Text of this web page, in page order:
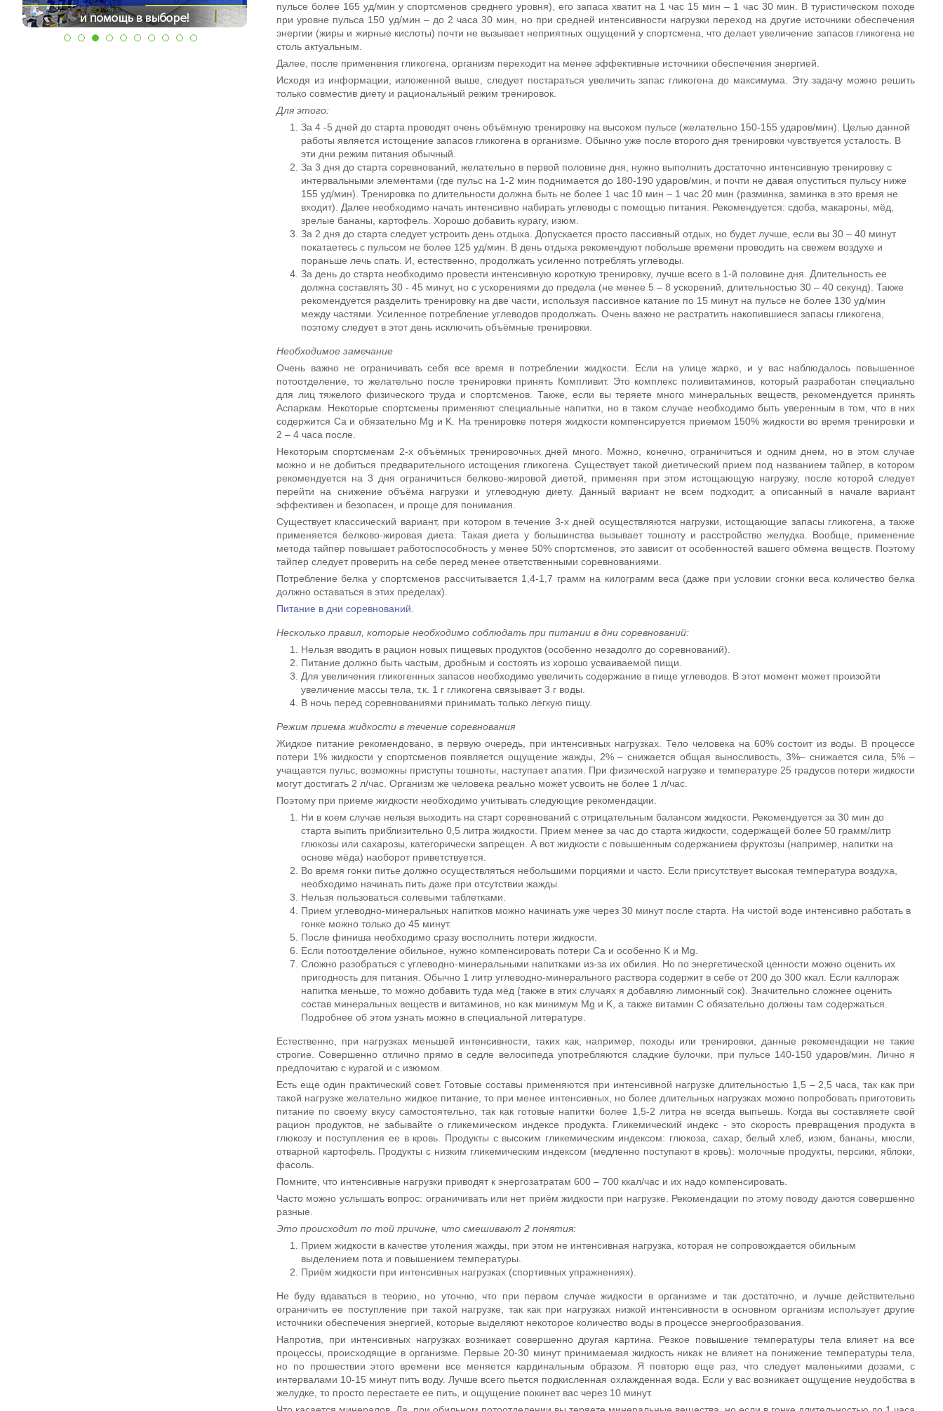
пульсе более 165 уд/мин у спортсменов среднего уровня), его запаса хватит на 1 час 15 мин – 1 час 30 мин. В туристическом походе
при уровне пульса 150 уд/мин – до 2 часа 30 мин, но при средней интенсивности нагрузки переход на другие источники обеспечения
энергии (жиры и жирные кислоты) почти не вызывает неприятных ощущений у спортсмена, что делает увеличение запасов гликогена не
столь актуальным.
Далее, после применения гликогена, организм переходит на менее эффективные источники обеспечения энергией.
Исходя из информации, изложенной выше, следует постараться увеличить запас гликогена до максимума. Эту задачу можно решить
только совместив диету и рациональный режим тренировок.
Для этого:
За 4 -5 дней до старта проводят очень объёмную тренировку на высоком пульсе (желательно 150-155 ударов/мин). Целью данной
работы является истощение запасов гликогена в организме. Обычно уже после второго дня тренировки чувствуется усталость. В
эти дни режим питания обычный.
За 3 дня до старта соревнований, желательно в первой половине дня, нужно выполнить достаточно интенсивную тренировку с
интервальными элементами (где пульс на 1-2 мин поднимается до 180-190 ударов/мин, и почти не давая опуститься пульсу ниже
155 уд/мин). Тренировка по длительности должна быть не более 1 час 10 мин – 1 час 20 мин (разминка, заминка в это время не
входит). Далее необходимо начать интенсивно набирать углеводы с помощью питания. Рекомендуется: сдоба, макароны, мёд,
зрелые бананы, картофель. Хорошо добавить курагу, изюм.
За 2 дня до старта следует устроить день отдыха. Допускается просто пассивный отдых, но будет лучше, если вы 30 – 40 минут
покатаетесь с пульсом не более 125 уд/мин. В день отдыха рекомендуют побольше времени проводить на свежем воздухе и
пораньше лечь спать. И, естественно, продолжать усиленно потреблять углеводы.
За день до старта необходимо провести интенсивную короткую тренировку, лучше всего в 1-й половине дня. Длительность ее
должна составлять 30 - 45 минут, но с ускорениями до предела (не менее 5 – 8 ускорений, длительностью 30 – 40 секунд). Также
рекомендуется разделить тренировку на две части, используя пассивное катание по 15 минут на пульсе не более 130 уд/мин
между частями. Усиленное потребление углеводов продолжать. Очень важно не растратить накопившиеся запасы гликогена,
поэтому следует в этот день исключить объёмные тренировки.
Необходимое замечание
Очень важно не ограничивать себя все время в потреблении жидкости. Если на улице жарко, и у вас наблюдалось повышенное
потоотделение, то желательно после тренировки принять Компливит. Это комплекс поливитаминов, который разработан специально
для лиц тяжелого физического труда и спортсменов. Также, если вы теряете много минеральных веществ, рекомендуется принять
Аспаркам. Некоторые спортсмены применяют специальные напитки, но в таком случае необходимо быть уверенным в том, что в них
содержится Ca и обязательно Mg и K. На тренировке потеря жидкости компенсируется приемом 150% жидкости во время тренировки и
2 – 4 часа после.
Некоторым спортсменам 2-х объёмных тренировочных дней много. Можно, конечно, ограничиться и одним днем, но в этом случае
можно и не добиться предварительного истощения гликогена. Существует такой диетический прием под названием тайпер, в котором
рекомендуется на 3 дня ограничиться белково-жировой диетой, применяя при этом истощающую нагрузку, после которой следует
перейти на снижение объёма нагрузки и углеводную диету. Данный вариант не всем подходит, а описанный в начале вариант
эффективен и безопасен, и проще для понимания.
Существует классический вариант, при котором в течение 3-х дней осуществляются нагрузки, истощающие запасы гликогена, а также
применяется белково-жировая диета. Такая диета у большинства вызывает тошноту и расстройство желудка. Вообще, применение
метода тайпер повышает работоспособность у менее 50% спортсменов, это зависит от особенностей вашего обмена веществ. Поэтому
тайпер следует проверить на себе перед менее ответственными соревнованиями.
Потребление белка у спортсменов рассчитывается 1,4-1,7 грамм на килограмм веса (даже при условии сгонки веса количество белка
должно оставаться в этих пределах).
Питание в дни соревнований.
Несколько правил, которые необходимо соблюдать при питании в дни соревнований:
Нельзя вводить в рацион новых пищевых продуктов (особенно незадолго до соревнований).
Питание должно быть частым, дробным и состоять из хорошо усваиваемой пищи.
Для увеличения гликогенных запасов необходимо увеличить содержание в пище углеводов. В этот момент может произойти
увеличение массы тела, т.к. 1 г гликогена связывает 3 г воды.
В ночь перед соревнованиями принимать только легкую пищу.
Режим приема жидкости в течение соревнования
Жидкое питание рекомендовано, в первую очередь, при интенсивных нагрузках. Тело человека на 60% состоит из воды. В процессе
потери 1% жидкости у спортсменов появляется ощущение жажды, 2% – снижается общая выносливость, 3%– снижается сила, 5% –
учащается пульс, возможны приступы тошноты, наступает апатия. При физической нагрузке и температуре 25 градусов потери жидкости
могут достигать 2 л/час. Организм же человека реально может усвоить не более 1 л/час.
Поэтому при приеме жидкости необходимо учитывать следующие рекомендации.
Ни в коем случае нельзя выходить на старт соревнований с отрицательным балансом жидкости. Рекомендуется за 30 мин до
старта выпить приблизительно 0,5 литра жидкости. Прием менее за час до старта жидкости, содержащей более 50 грамм/литр
глюкозы или сахарозы, категорически запрещен. А вот жидкости с повышенным содержанием фруктозы (например, напитки на
основе мёда) наоборот приветствуется.
Во время гонки питье должно осуществляться небольшими порциями и часто. Если присутствует высокая температура воздуха,
необходимо начинать пить даже при отсутствии жажды.
Нельзя пользоваться солевыми таблетками.
Прием углеводно-минеральных напитков можно начинать уже через 30 минут после старта. На чистой воде интенсивно работать в
гонке можно только до 45 минут.
После финиша необходимо сразу восполнить потери жидкости.
Если потоотделение обильное, нужно компенсировать потери Ca и особенно K и Mg.
Сложно разобраться с углеводно-минеральными напитками из-за их обилия. Но по энергетической ценности можно оценить их
пригодность для питания. Обычно 1 литр углеводно-минерального раствора содержит в себе от 200 до 300 ккал. Если каллораж
напитка меньше, то можно добавить туда мёд (также в этих случаях я добавляю лимонный сок). Значительно сложнее оценить
состав минеральных веществ и витаминов, но как минимум Mg и K, а также витамин С обязательно должны там содержаться.
Подробнее об этом узнать можно в специальной литературе.
Естественно, при нагрузках меньшей интенсивности, таких как, например, походы или тренировки, данные рекомендации не такие
строгие. Совершенно отлично прямо в седле велосипеда употребляются сладкие булочки, при пульсе 140-150 ударов/мин. Лично я
предпочитаю с курагой и с изюмом.
Есть еще один практический совет. Готовые составы применяются при интенсивной нагрузке длительностью 1,5 – 2,5 часа, так как при
такой нагрузке желательно жидкое питание, то при менее интенсивных, но более длительных нагрузках можно попробовать приготовить
питание по своему вкусу самостоятельно, так как готовые напитки более 1,5-2 литра не всегда выпьешь. Когда вы составляете свой
рацион продуктов, не забывайте о гликемическом индексе продукта. Гликемический индекс - это скорость превращения продукта в
глюкозу и поступления ее в кровь. Продукты с высоким гликемическим индексом: глюкоза, сахар, белый хлеб, изюм, бананы, мюсли,
отварной картофель. Продукты с низким гликемическим индексом (медленно поступают в кровь): молочные продукты, персики, яблоки,
фасоль.
Помните, что интенсивные нагрузки приводят к энергозатратам 600 – 700 ккал/час и их надо компенсировать.
Часто можно услышать вопрос: ограничивать или нет приём жидкости при нагрузке. Рекомендации по этому поводу даются совершенно
разные.
Это происходит по той причине, что смешивают 2 понятия:
Прием жидкости в качестве утоления жажды, при этом не интенсивная нагрузка, которая не сопровождается обильным
выделением пота и повышением температуры.
Приём жидкости при интенсивных нагрузках (спортивных упражнениях).
Не буду вдаваться в теорию, но уточню, что при первом случае жидкости в организме и так достаточно, и лучше действительно
ограничить ее поступление при такой нагрузке, так как при нагрузках низкой интенсивности в основном организм использует другие
источники обеспечения энергией, которые выделяют некоторое количество воды в процессе энергообразования.
Напротив, при интенсивных нагрузках возникает совершенно другая картина. Резкое повышение температуры тела влияет на все
процессы, происходящие в организме. Первые 20-30 минут принимаемая жидкость никак не влияет на понижение температуры тела,
но по прошествии этого времени все меняется кардинальным образом. Я повторю еще раз, что следует маленькими дозами, с
интервалами 10-15 минут пить воду. Лучше всего пьется подкисленная охлажденная вода. Если у вас возникает ощущение неудобства в
желудке, то просто перестаете ее пить, и ощущение покинет вас через 10 минут.